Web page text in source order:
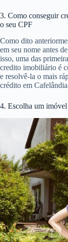
3. Como conseguir
o seu CPF
Como dito
em seu nome antes
isso, uma das
credito imobiliário é
e resolvê-la o mais
crédito em
4. Escolha um